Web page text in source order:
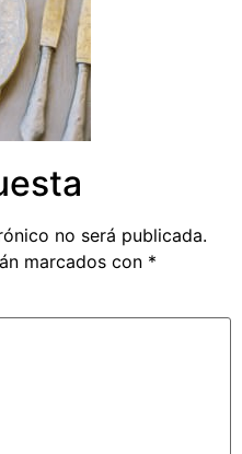
no será publicada.
marcados con *